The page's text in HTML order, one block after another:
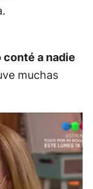
conté a nadie
muchas